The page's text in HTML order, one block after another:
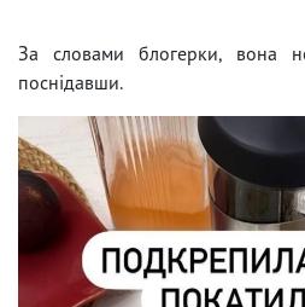
За словами блогерки, вона
поснідавши.